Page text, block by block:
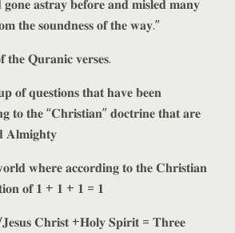
𝐚𝐬𝐭𝐫𝐚𝐲 𝐛𝐞𝐟𝐨𝐫𝐞 𝐚𝐧𝐝 𝐦𝐢𝐬𝐥𝐞𝐝 𝐦𝐚𝐧𝐲
𝐭𝐡𝐞 𝐬𝐨𝐮𝐧𝐝𝐧𝐞𝐬𝐬 𝐨𝐟 𝐭𝐡𝐞 𝐰𝐚𝐲.”
𝐭𝐡𝐞 𝐐𝐮𝐫𝐚𝐧𝐢𝐜 𝐯𝐞𝐫𝐬𝐞𝐬.
𝐨𝐟 𝐪𝐮𝐞𝐬𝐭𝐢𝐨𝐧𝐬 𝐭𝐡𝐚𝐭 𝐡𝐚𝐯𝐞 𝐛𝐞𝐞𝐧
𝐭𝐨 𝐭𝐡𝐞 “𝐂𝐡𝐫𝐢𝐬𝐭𝐢𝐚𝐧” 𝐝𝐨𝐜𝐭𝐫𝐢𝐧𝐞 𝐭𝐡𝐚𝐭 𝐚𝐫𝐞
𝐀𝐥𝐦𝐢𝐠𝐡𝐭𝐲
𝐰𝐡𝐞𝐫𝐞 𝐚𝐜𝐜𝐨𝐫𝐝𝐢𝐧𝐠 𝐭𝐨 𝐭𝐡𝐞 𝐂𝐡𝐫𝐢𝐬𝐭𝐢𝐚𝐧
𝐨𝐟 𝟏 + 𝟏 + 𝟏 = 𝟏
𝐂𝐡𝐫𝐢𝐬𝐭 +𝐇𝐨𝐥𝐲 𝐒𝐩𝐢𝐫𝐢𝐭 = 𝐓𝐡𝐫𝐞𝐞